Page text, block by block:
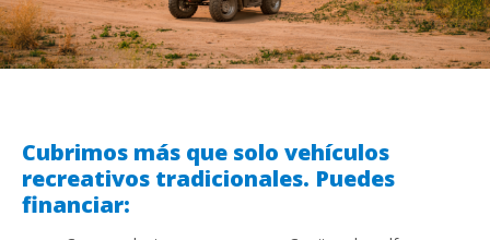
Cubrimos más que solo vehículos
recreativos tradicionales. Puedes
financiar: